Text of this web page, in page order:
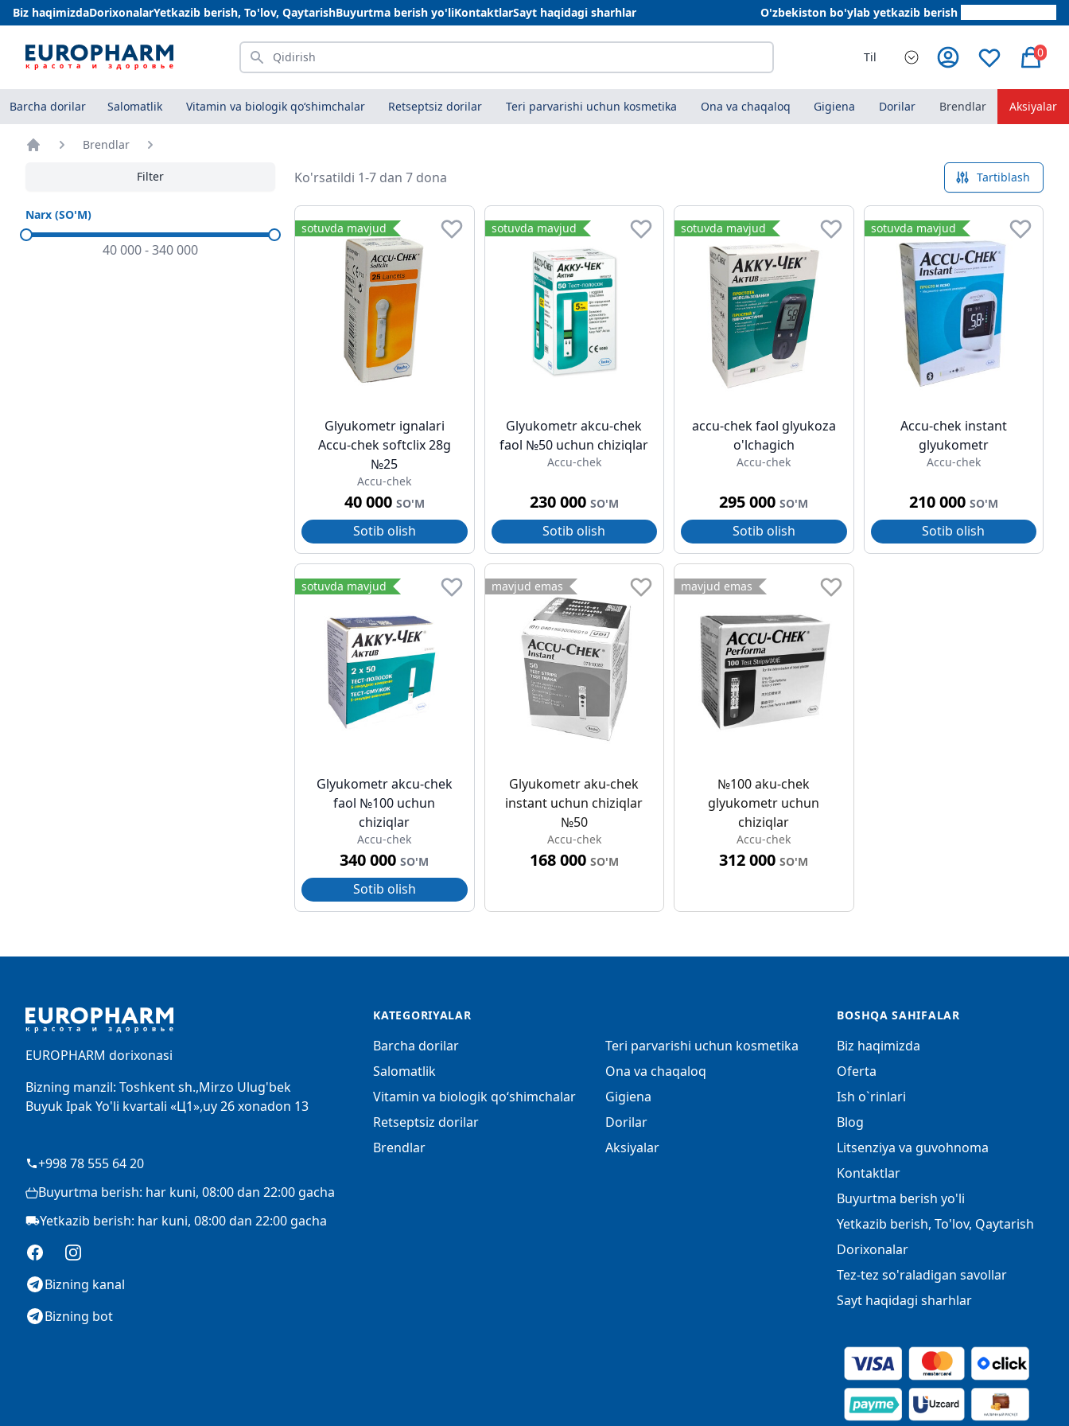
Biz haqimizdaDorixonalarYetkazib berish, To'lov, QaytarishBuyurtma berish yo'liKontaktlarSayt haqidagi sharhlar O'zbekiston bo'ylab yetkazib berish
Qidirish Til 0
Barcha dorilar Salomatlik Vitamin va biologik qo‘shimchalar Retseptsiz dorilar Teri parvarishi uchun kosmetika Ona va chaqaloq Gigiena Dorilar Brendlar Aksiyalar
Brendlar
Filter
Narx (SO'M)
40 000-340 000
Ko'rsatildi 1-7 dan 7 dona Tartiblash
sotuvda mavjud
Glyukometr ignalari
Accu-chek softclix 28g
№25
Accu-chek
40 000 SO'M
Sotib olish
sotuvda mavjud
Glyukometr akcu-chek
faol №50 uchun chiziqlar
Accu-chek
230 000 SO'M
Sotib olish
sotuvda mavjud
accu-chek faol glyukoza
o'lchagich
Accu-chek
295 000SO'M
Sotib olish
sotuvda mavjud
Accu-chek instant
glyukometr
Accu-chek
210 000 SO'M
Sotib olish
sotuvda mavjud
Glyukometr akcu-chek
faol №100 uchun
chiziqlar
Accu-chek
340 000SO'M
Sotib olish
mavjud emas
Glyukometr aku-chek
instant uchun chiziqlar
№50
Accu-chek
168 000 SO'M
mavjud emas
№100 aku-chek
glyukometr uchun
chiziqlar
Accu-chek
312 000SO'M
EUROPHARM dorixonasi
Bizning manzil: Toshkent sh.,Mirzo Ulug'bek
Buyuk Ipak Yo'li kvartali «Ц1»,uy 26 xonadon 13
+998 78 555 64 20
Buyurtma berish: har kuni, 08:00 dan 22:00 gacha
Yetkazib berish: har kuni, 08:00 dan 22:00 gacha
FacebookInstagram
Bizning kanal
Bizning bot
KATEGORIYALAR
Barcha dorilar
Salomatlik
Vitamin va biologik qo‘shimchalar
Retseptsiz dorilar
Brendlar
Teri parvarishi uchun kosmetika
Ona va chaqaloq
Gigiena
Dorilar
Aksiyalar
BOSHQA SAHIFALAR
Biz haqimizda
Oferta
Ish o`rinlari
Blog
Litsenziya va guvohnoma
Kontaktlar
Buyurtma berish yo'li
Yetkazib berish, To'lov, Qaytarish
Dorixonalar
Tez-tez so'raladigan savollar
Sayt haqidagi sharhlar